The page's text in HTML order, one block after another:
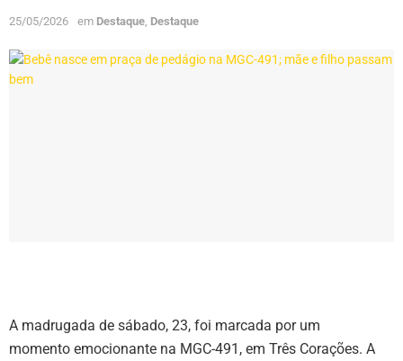
25/05/2026 em Destaque, Destaque
A madrugada de sábado, 23, foi marcada por um
momento emocionante na MGC-491, em Três Corações. A